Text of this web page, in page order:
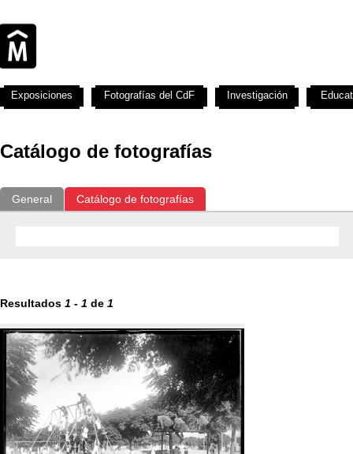
Catálogo de fotografías
General Catálogo de fotografías
Resultados 1 - 1 de 1
Exposiciones Fotografías del CdF Investigación